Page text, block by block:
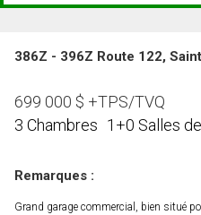
386Z - 396Z Route 122,
699 000 $ +TPS/TVQ
3 Chambres 1+0 Salles
Remarques :
Grand garage commercial, bien situé